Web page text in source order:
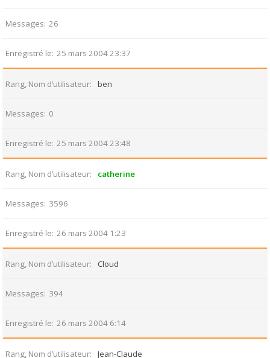
Messages 26
Enregistré le 25 mars 2004 23:37
Rang, Nom d’utilisateur ben
Messages 0
Enregistré le 25 mars 2004 23:48
Rang, Nom d’utilisateur catherine
Messages 3596
Enregistré le 26 mars 2004 1:23
Rang, Nom d’utilisateur Cloud
Messages 394
Enregistré le 26 mars 2004 6:14
Rang, Nom d’utilisateur Jean-Claude